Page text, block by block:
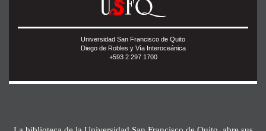
Universidad San Francisco de Quito
Diego de Robles y Vía Interoceánica
+593 2 297 1700